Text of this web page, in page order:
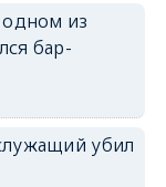
erid: 2SDnjdvhGXG
одном из
бар-
убил